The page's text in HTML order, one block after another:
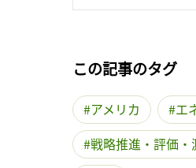
この記事のタグ
アメリカ エ
戦略推進・評価・